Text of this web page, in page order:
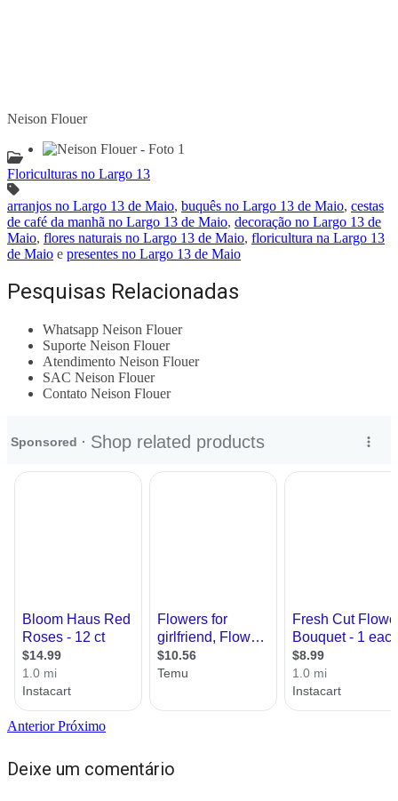
Neison Flouer
Floriculturas no Largo 13
arranjos no Largo 13 de Maio, buquês no Largo 13 de Maio, cestas
de café da manhã no Largo 13 de Maio, decoração no Largo 13 de
Maio, flores naturais no Largo 13 de Maio, floricultura na Largo 13
de Maio e presentes no Largo 13 de Maio
Pesquisas Relacionadas
Whatsapp Neison Flouer
Suporte Neison Flouer
Atendimento Neison Flouer
SAC Neison Flouer
Contato Neison Flouer
AnteriorPróximo
Deixe um comentário